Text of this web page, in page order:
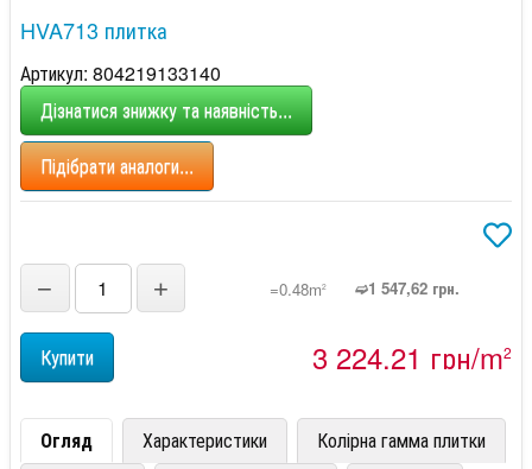
HVA713 плитка
Артикул: 804219133140
Дізнатися знижку та наявність...
Підібрати аналоги...
− + =0.48m2 ➫1 547,62 грн.
3 224,21 грн/m2
Огляд Характеристики
Колірна гамма плитки